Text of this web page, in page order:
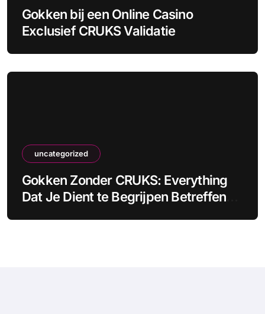
Gokken bij een Online Casino
Exclusief CRUKS Validatie
uncategorized
Gokken Zonder CRUKS: Everything
Dat Je Dient te Begrijpen Betreffende